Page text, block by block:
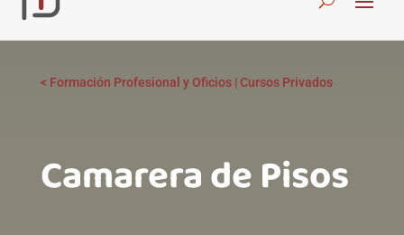
< Formación Profesional y Oficios|Cursos Privados
Camarera de Pisos ‎ ‎